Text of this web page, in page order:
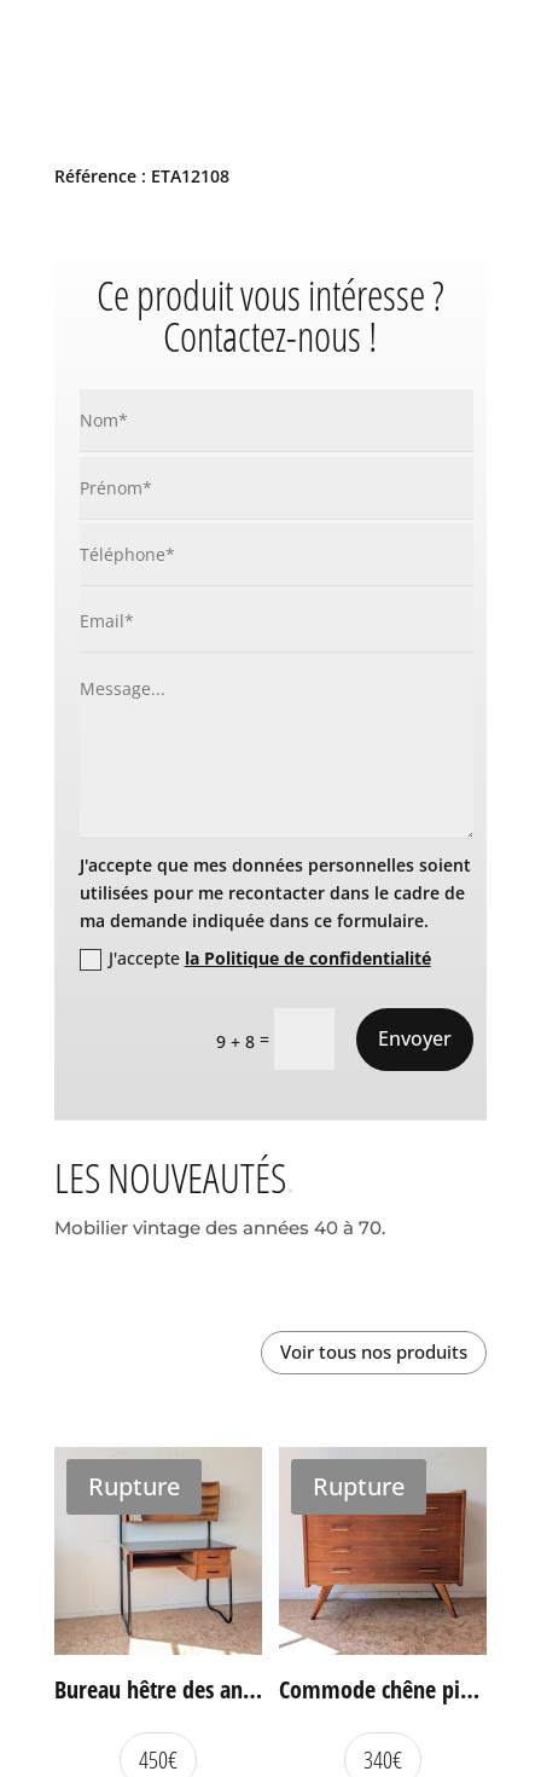
Référence : ETA12108
Ce produit vous intéresse ?
Contactez-nous !
J'accepte que mes données personnelles soient
utilisées pour me recontacter dans le cadre de
ma demande indiquée dans ce formulaire.
J'accepte la Politique de confidentialité
9 + 8 = Envoyer
LES NOUVEAUTÉS
Mobilier vintage des années 40 à 70.
Voir tous nos produits
Rupture
Bureau hêtre des années 60
450€
Rupture
Commode chêne pieds compas vintage
340€